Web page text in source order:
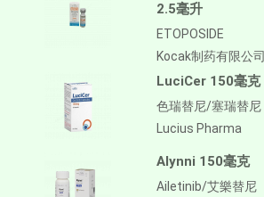
2.5毫升
ETOPOSIDE
Kocak制药有限公司
LuciCer 150毫克
色瑞替尼/塞瑞替尼
Lucius Pharma
Alynni 150毫克
Ailetinib/艾樂替尼